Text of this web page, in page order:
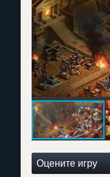
Оцените игру